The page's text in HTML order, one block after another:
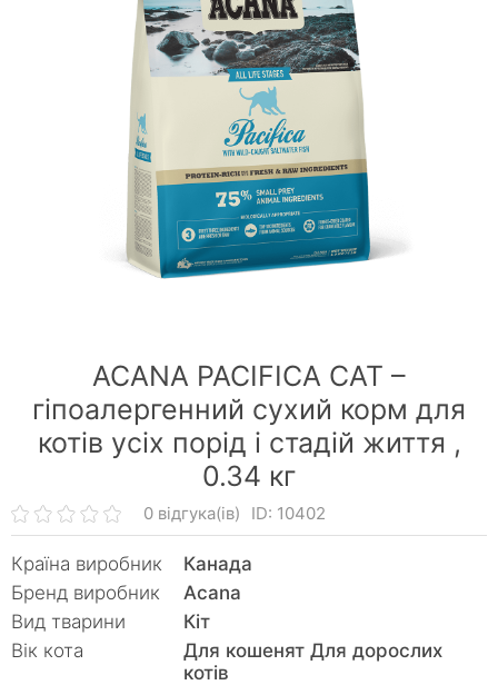
ACANA PACIFICA CAT –
гіпоалергенний сухий корм для
котів усіх порід і стадій життя ,
0.34 кг
0 відгука(ів) ID: 10402
Країна виробник
Канада
Бренд виробник
Acana
Вид тварини
Кiт
Вік кота
Для кошенят Для дорослих
котів